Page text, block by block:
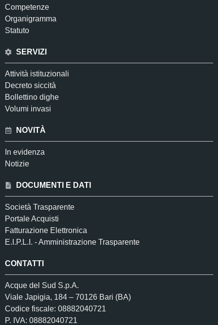
Competenze
Organigramma
Statuto
SERVIZI
Attività istituzionali
Decreto siccità
Bollettino dighe
Volumi invasi
NOVITÀ
In evidenza
Notizie
DOCUMENTI E DATI
Società Trasparente
Portale Acquisti
Fatturazione Elettronica
E.I.P.L.I. - Amministrazione Trasparente
CONTATTI
Acque del Sud S.p.A.
Viale Japigia, 184 – 70126 Bari (BA)
Codice fiscale: 08882040721
P. IVA: 08882040721